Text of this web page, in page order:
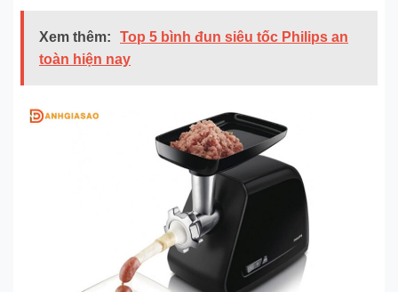
Xem thêm:
Top 5 bình đun siêu tốc Philips an
toàn hiện nay